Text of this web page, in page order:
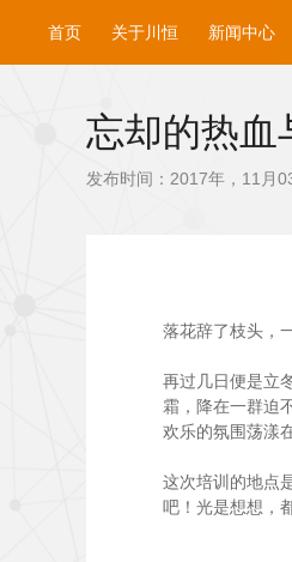
首页 关于川恒 新闻中心
忘却的热血
发布时间：2017年，11月
落花辞了枝头，
再过几日便是立
霜，降在一群迫
欢乐的氛围荡漾
这次培训的地点
吧！光是想想，